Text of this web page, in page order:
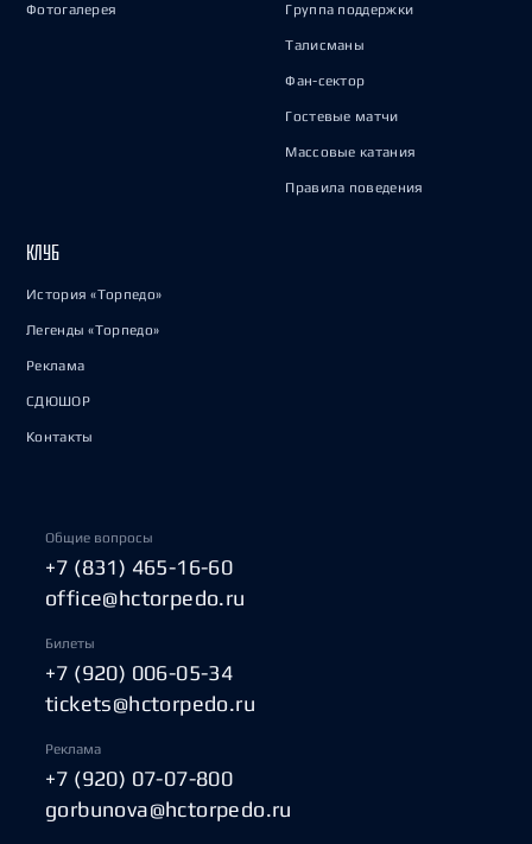
Фотогалерея Группа поддержки
Талисманы
Фан-сектор
Гостевые матчи
Массовые катания
Правила поведения
КЛУБ
История «Торпедо»
Легенды «Торпедо»
Реклама
СДЮШОР
Контакты
Общие вопросы
+7 (831) 465-16-60
office@hctorpedo.ru
Билеты
+7 (920) 006-05-34
tickets@hctorpedo.ru
Реклама
+7 (920) 07-07-800
gorbunova@hctorpedo.ru